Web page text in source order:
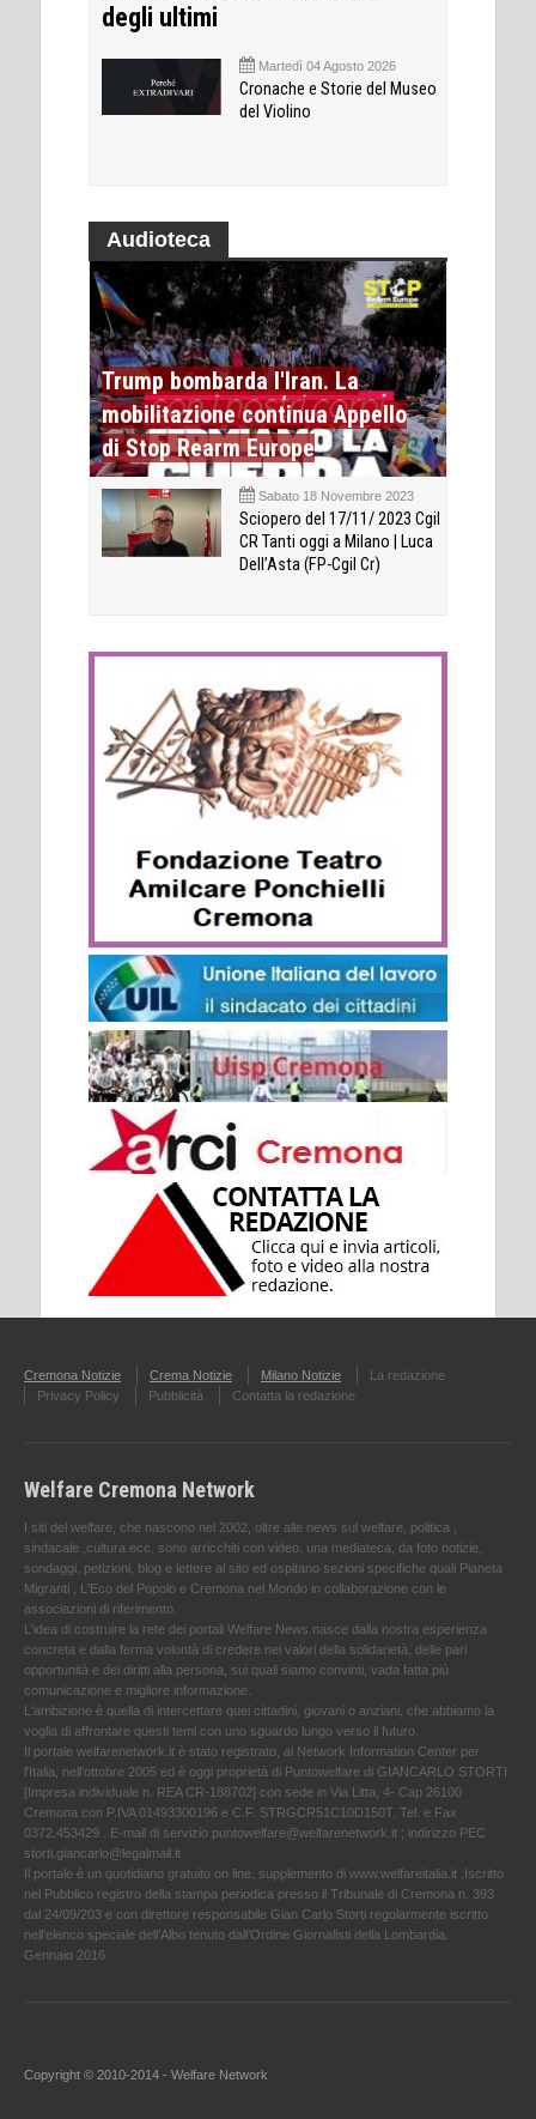
degli ultimi
Martedì 04 Agosto 2026
Cronache e Storie del Museo
del Violino
Audioteca
Trump bombarda l'Iran. La
mobilitazione continua Appello
di Stop Rearm Europe
Sabato 18 Novembre 2023
Sciopero del 17/11/ 2023 Cgil
CR Tanti oggi a Milano | Luca
Dell’Asta (FP-Cgil Cr)
Cremona Notizie Crema Notizie Milano Notizie
La redazione
Privacy Policy
Pubblicità Contatta la redazione
Welfare Cremona Network
I siti del welfare, che nascono nel 2002, oltre alle news sul welfare, politica ,
sindacale ,cultura ecc. sono arricchiti con video, una mediateca, da foto notizie,
sondaggi, petizioni, blog e lettere al sito ed ospitano sezioni specifiche quali Pianeta
Migranti , L'Eco del Popolo e Cremona nel Mondo in collaborazione con le
associazioni di riferimento.
L'idea di costruire la rete dei portali Welfare News nasce dalla nostra esperienza
concreta e dalla ferma volontà di credere nei valori della solidarietà, delle pari
opportunità e dei diritti alla persona, sui quali siamo convinti, vada fatta più
comunicazione e migliore informazione.
L'ambizione è quella di intercettare quei cittadini, giovani o anziani, che abbiamo la
voglia di affrontare questi temi con uno sguardo lungo verso il futuro.
Il portale welfarenetwork.it è stato registrato, al Network Information Center per
l'Italia, nell’ottobre 2005 ed è oggi proprietà di Puntowelfare di GIANCARLO STORTI
[Impresa individuale n. REA CR-188702] con sede in Via Litta, 4- Cap 26100
Cremona con P.IVA 01493300196 e C.F. STRGCR51C10D150T. Tel. e Fax
0372.453429 . E-mail di servizio puntowelfare@welfarenetwork.it ; indirizzo PEC
storti.giancarlo@legalmail.it
Il portale è un quotidiano gratuito on line, supplemento di www.welfareitalia.it ,Iscritto
nel Pubblico registro della stampa periodica presso il Tribunale di Cremona n. 393
dal 24/09/203 e con direttore responsabile Gian Carlo Storti regolarmente iscritto
nell’elenco speciale dell’Albo tenuto dall’Ordine Giornalisti della Lombardia.
Gennaio 2016
Copyright © 2010-2014 - Welfare Network